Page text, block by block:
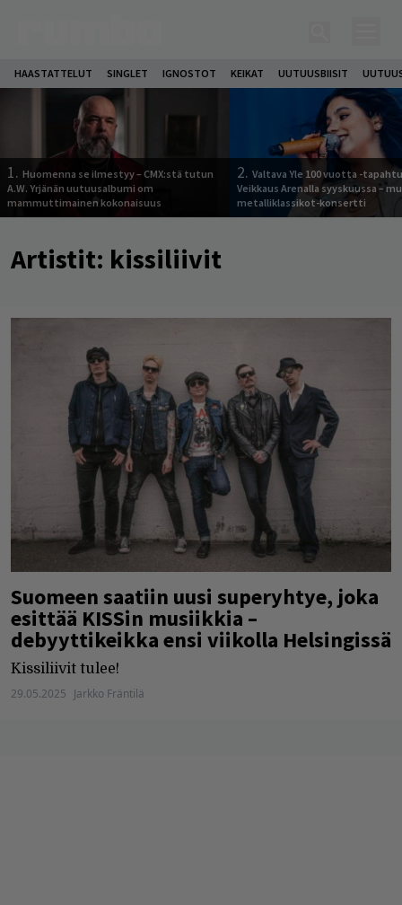
HAASTATTELUT SINGLET IGNOSTOT KEIKAT UUTUUSBIISIT
1. Huomenna se ilmestyy – CMX:stä tutun
A.W. Yrjänän uutuusalbumi om
mammuttimainen kokonaisuus
2. Valtava Yle 100 vuotta -
Veikkaus Arenalla syyskuussa –
metalliklassikot-konsertti
Artistit: kissiliivit
Suomeen saatiin uusi superyhtye, joka
esittää KISSin musiikkia –
debyyttikeikka ensi viikolla Helsingissä
Kissiliivit tulee!
29.05.2025 Jarkko Fräntilä